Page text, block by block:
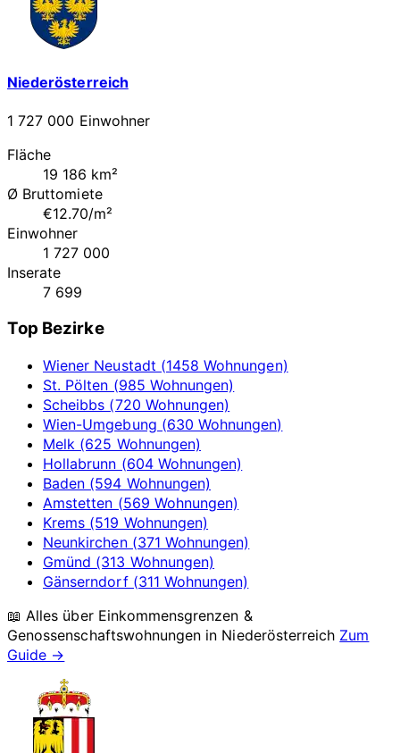
Niederösterreich
1 727 000 Einwohner
Fläche
19 186 km²
Ø Bruttomiete
€12.70/m²
Einwohner
1 727 000
Inserate
7 699
Top Bezirke
Wiener Neustadt (1458 Wohnungen)
St. Pölten (985 Wohnungen)
Scheibbs (720 Wohnungen)
Wien-Umgebung (630 Wohnungen)
Melk (625 Wohnungen)
Hollabrunn (604 Wohnungen)
Baden (594 Wohnungen)
Amstetten (569 Wohnungen)
Krems (519 Wohnungen)
Neunkirchen (371 Wohnungen)
Gmünd (313 Wohnungen)
Gänserndorf (311 Wohnungen)
📖 Alles über Einkommensgrenzen &
Genossenschaftswohnungen in Niederösterreich Zum
Guide →